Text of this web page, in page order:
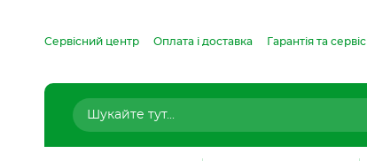
Сервісний центр Оплата і доставка Гарантія та сервіс